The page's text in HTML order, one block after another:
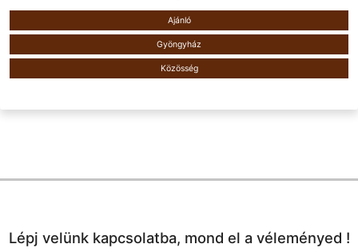
Ajánló
Gyöngyház
Közösség
Lépj velünk kapcsolatba, mond el a véleményed !